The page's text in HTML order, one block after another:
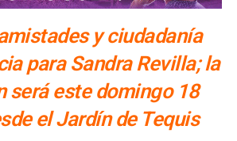
y ciudadanía
para Sandra Revilla; la
será este domingo 18
el Jardín de Tequis